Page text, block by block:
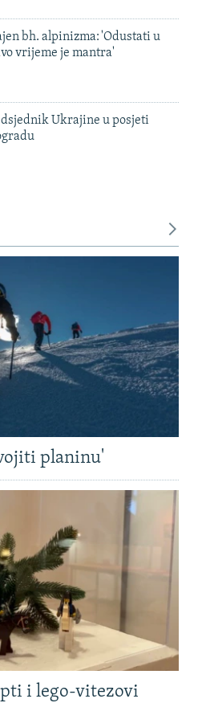
bh. alpinizma: 'Odustati u
vrijeme je mantra'
Ukrajine u posjeti
planinu'
i lego-vitezovi